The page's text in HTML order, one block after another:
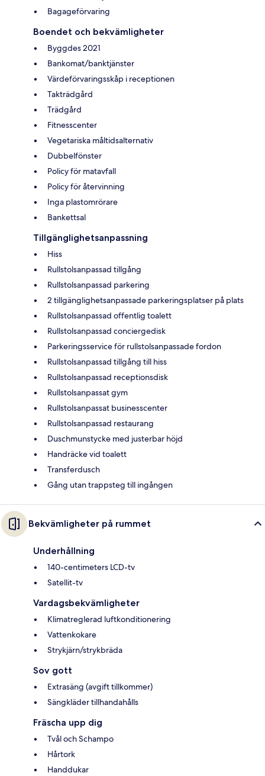
Bagageförvaring
Boendet och bekvämligheter
Byggdes 2021
Bankomat/banktjänster
Värdeförvaringsskåp i receptionen
Takträdgård
Trädgård
Fitnesscenter
Vegetariska måltidsalternativ
Dubbelfönster
Policy för matavfall
Policy för återvinning
Inga plastomrörare
Bankettsal
Tillgänglighetsanpassning
Hiss
Rullstolsanpassad tillgång
Rullstolsanpassad parkering
2 tillgänglighetsanpassade parkeringsplatser på plats
Rullstolsanpassad offentlig toalett
Rullstolsanpassad conciergedisk
Parkeringsservice för rullstolsanpassade fordon
Rullstolsanpassad tillgång till hiss
Rullstolsanpassad receptionsdisk
Rullstolsanpassat gym
Rullstolsanpassat businesscenter
Rullstolsanpassad restaurang
Duschmunstycke med justerbar höjd
Handräcke vid toalett
Transferdusch
Gång utan trappsteg till ingången
Bekvämligheter på rummet
Underhållning
140-centimeters LCD-tv
Satellit-tv
Vardagsbekvämligheter
Klimatreglerad luftkonditionering
Vattenkokare
Strykjärn/strykbräda
Sov gott
Extrasäng (avgift tillkommer)
Sängkläder tillhandahålls
Fräscha upp dig
Tvål och Schampo
Hårtork
Handdukar